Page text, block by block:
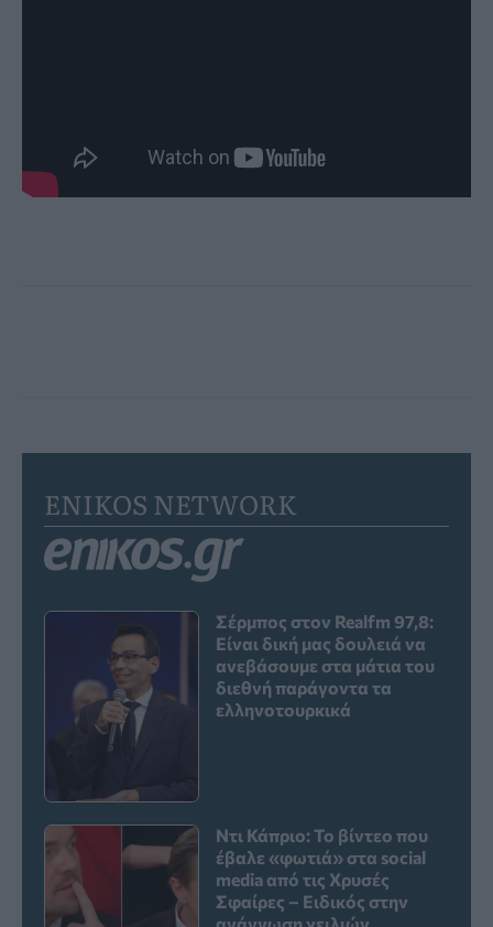
ENIKOS NETWORK
Σέρμπος στον Realfm 97,8:
Είναι δική μας δουλειά να
ανεβάσουμε στα μάτια του
διεθνή παράγοντα τα
ελληνοτουρκικά
Ντι Κάπριο: Το βίντεο που
έβαλε «φωτιά» στα social
media από τις Χρυσές
Σφαίρες – Ειδικός στην